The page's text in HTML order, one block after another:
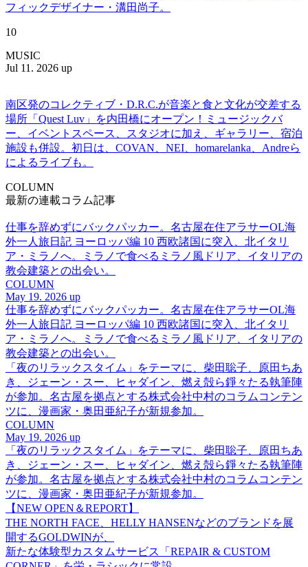
フィックデザイナー・溝田尚子。
10
MUSIC
Jul 11. 2026 up
南区発のコレクティブ・D.R.C.が⾳楽と⾷と⽂化が交差する
場所「Quest Luv」を内田橋にオープン！ミュージックバ
ー、イベントスペース、スタジオに加え、ギャラリー、宿泊
施設も併設。初日は、COVAN、NEI、homarelanka、Andreら
によるライブも。
COLUMN
最新の連載コラム記事
仕事を辞めずにバックパッカー。名古屋在住アラサーOL海
外一人旅日記 ヨーロッパ編 10 西欧諸国に突入、北イタリ
ア・ミラノへ。ミラノで食べるミラノ風ドリア、イタリアの
教会建築との出会い。
COLUMN
May 19. 2026 up
仕事を辞めずにバックパッカー。名古屋在住アラサーOL海
外一人旅日記 ヨーロッパ編 10 西欧諸国に突入、北イタリ
ア・ミラノへ。ミラノで食べるミラノ風ドリア、イタリアの
教会建築との出会い。
「夜のリラックスタイム」をテーマに、柴田聡子、原田ちあ
き、ジェーン・スー、ヒャダイン、燃え殻ら錚々たる執筆陣
が参加。名古屋を拠点とする株式会社中村のコラムコンテン
ツに、漫画家・奥田亜紀子が新規参加。
COLUMN
May 19. 2026 up
「夜のリラックスタイム」をテーマに、柴田聡子、原田ちあ
き、ジェーン・スー、ヒャダイン、燃え殻ら錚々たる執筆陣
が参加。名古屋を拠点とする株式会社中村のコラムコンテン
ツに、漫画家・奥田亜紀子が新規参加。
【NEW OPEN＆REPORT】
THE NORTH FACE、HELLY HANSENなどのブランドを展
開するGOLDWINが、
新たな体験型カスタムサービス「REPAIR & CUSTOM